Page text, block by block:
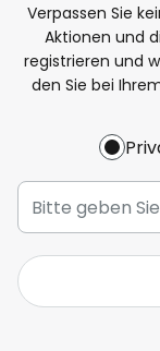
Verpassen Sie
Aktionen und
registrieren und
den Sie bei